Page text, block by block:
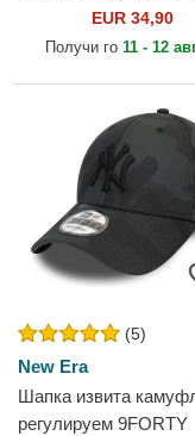
EUR 34,90
Получи го 11 - 12
(5)
New Era
Шапка извита
регулируем 9FORTY